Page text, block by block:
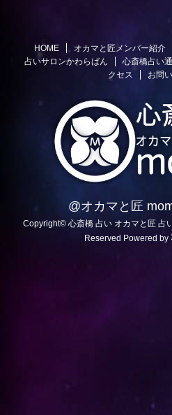
HOME オカマと匠メンバー紹介
占いサロンかわらばん
心斎橋占い
クセス
お問
@オカマと匠
Copyright© 心斎橋 占い オカマと匠 占
Reserved Powered by